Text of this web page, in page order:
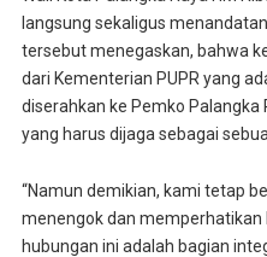
langsung sekaligus
tersebut menegaskan, bahwa
dari Kementerian PUPR yang
diserahkan ke Pemko
yang harus dijaga sebagai
“Namun demikian, kami tetap
menengok dan memperhatikan
hubungan ini adalah bagian